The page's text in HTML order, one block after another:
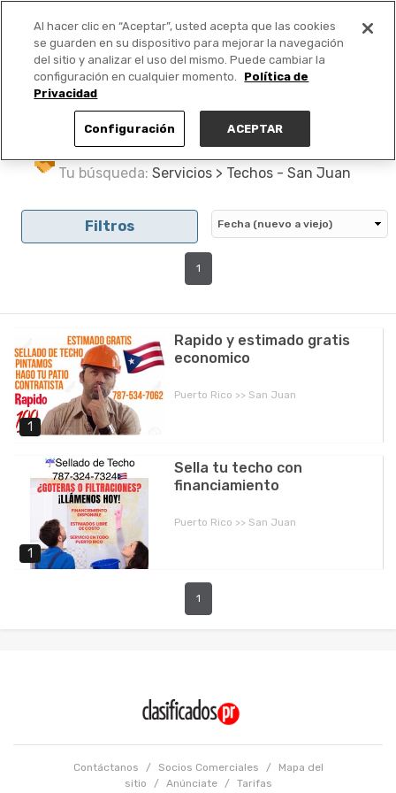
PUBLICA GRATIS +
Tu búsqueda: Servicios > Techos - San Juan
Filtros
1
1
Rapido y estimado gratis
economico
Puerto Rico >> San Juan
1
Sella tu techo con
financiamiento
Puerto Rico >> San Juan
1
Contáctanos / Socios Comerciales /
Mapa del
sitio
/ Anúnciate / Tarifas
Al hacer clic en “Aceptar”, usted acepta que las cookies
se guarden en su dispositivo para mejorar la navegación
del sitio y analizar el uso del mismo. Puede cambiar la
configuración en cualquier momento.
Política de
Privacidad
Configuración ACEPTAR